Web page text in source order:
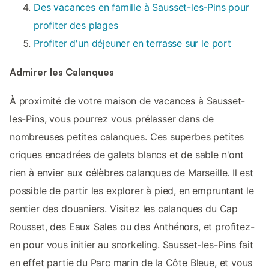
Des vacances en famille à Sausset-les-Pins pour
profiter des plages
Profiter d'un déjeuner en terrasse sur le port
Admirer les Calanques
À proximité de votre maison de vacances à Sausset-
les-Pins, vous pourrez vous prélasser dans de
nombreuses petites calanques. Ces superbes petites
criques encadrées de galets blancs et de sable n'ont
rien à envier aux célèbres calanques de Marseille. Il est
possible de partir les explorer à pied, en empruntant le
sentier des douaniers. Visitez les calanques du Cap
Rousset, des Eaux Sales ou des Anthénors, et profitez-
en pour vous initier au snorkeling. Sausset-les-Pins fait
en effet partie du Parc marin de la Côte Bleue, et vous